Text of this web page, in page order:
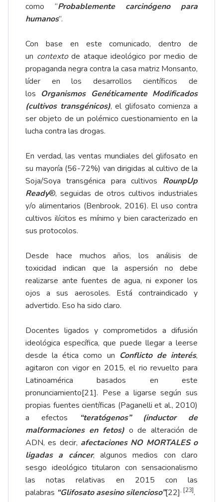
como “Probablemente carcinógeno para
humanos”.
Con base en este comunicado, dentro de
un contextode ataque ideológico por medio de
propaganda negra contra la casa matriz Monsanto,
líder en los desarrollos científicos de
los Organismos Genéticamente Modificados
(cultivos transgénicos), el glifosato comienza a
ser objeto de un polémico cuestionamiento en la
lucha contra las drogas.
En verdad, las ventas mundiales del glifosato en
su mayoría (56-72%) van dirigidas al cultivo de la
Soja/Soya transgénica para cultivos RounpUp
Ready®, seguidas de otros cultivos industriales
y/o alimentarios (Benbrook, 2016). El uso contra
cultivos ilícitos es mínimo y bien caracterizado en
sus protocolos.
Desde hace muchos años, los análisis de
toxicidad indican que la aspersión no debe
realizarse ante fuentes de agua, ni exponer los
ojos a sus aerosoles. Está contraindicado y
advertido. Eso ha sido claro.
Docentes ligados y comprometidos a difusión
ideológica específica, que puede llegar a leerse
desde la ética como un Conflicto de interés,
agitaron con vigor en 2015, el rio revuelto para
Latinoamérica basados en este
pronunciamiento[21]. Pese a ligarse según sus
propias fuentes científicas (Paganelli et al., 2010)
a efectos
“teratógenos” (inductor de
malformaciones en fetos)o de alteración de
ADN, es decir, afectaciones NO MORTALES o
ligadas a cáncer, algunos medios con claro
sesgo ideológico titularon con sensacionalismo
las notas relativas en 2015 con las
palabras “Glifosato asesino silencioso”[22], [23].